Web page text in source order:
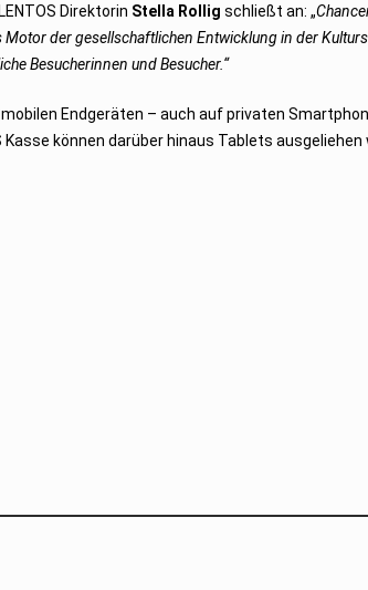
Direktorin Stella Rollig schließt an: „
Motor der gesellschaftlichen Entwicklung in der
Besucherinnen und Besucher.“
Endgeräten – auch auf privaten
können darüber hinaus Tablets ausgeliehen